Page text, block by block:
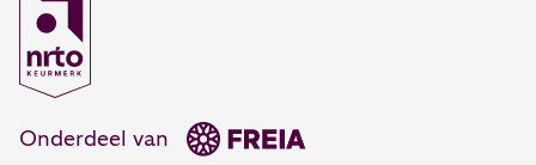
Coaching training
Persoonlijk leiderschap training
Opleidingsadvies
088 55 60 350
Onderdeel van